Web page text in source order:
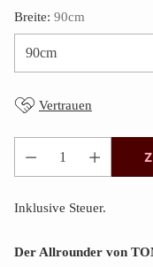
Breite: 90cm
Vertrauen
Anzahl
Inklusive Steuer.
Der Allrounder von